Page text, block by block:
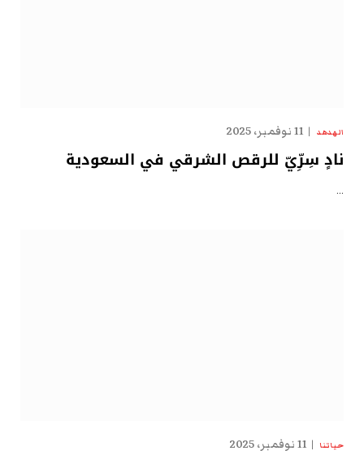
الهدهد 11 نوفمبر، 2025
نادٍ سِرِّيّ للرقص الشرقي في السعودية
…
حياتنا 11 نوفمبر، 2025